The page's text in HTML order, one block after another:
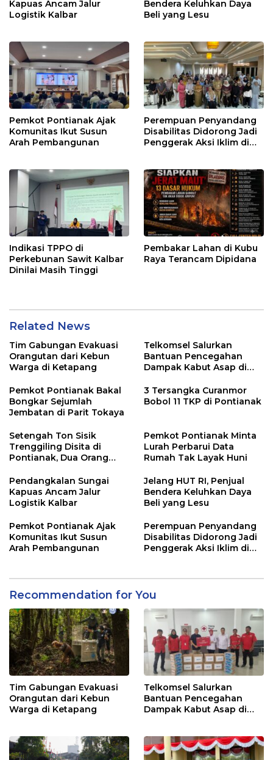
Kapuas Ancam Jalur
Logistik Kalbar
Bendera Keluhkan Daya
Beli yang Lesu
Pemkot Pontianak Ajak
Komunitas Ikut Susun
Arah Pembangunan
Perempuan Penyandang
Disabilitas Didorong Jadi
Penggerak Aksi Iklim di
Indikasi TPPO di
Perkebunan Sawit Kalbar
Dinilai Masih Tinggi
Pembakar Lahan di Kubu
Raya Terancam Dipidana
Related News
Tim Gabungan Evakuasi
Orangutan dari Kebun
Warga di Ketapang
Telkomsel Salurkan
Bantuan Pencegahan
Dampak Kabut Asap di
Pemkot Pontianak Bakal
Bongkar Sejumlah
Jembatan di Parit Tokaya
3 Tersangka Curanmor
Bobol 11 TKP di Pontianak
Setengah Ton Sisik
Trenggiling Disita di
Pontianak, Dua Orang
Pemkot Pontianak Minta
Lurah Perbarui Data
Rumah Tak Layak Huni
Pendangkalan Sungai
Kapuas Ancam Jalur
Logistik Kalbar
Jelang HUT RI, Penjual
Bendera Keluhkan Daya
Beli yang Lesu
Pemkot Pontianak Ajak
Komunitas Ikut Susun
Arah Pembangunan
Perempuan Penyandang
Disabilitas Didorong Jadi
Penggerak Aksi Iklim di
Recommendation for You
Tim Gabungan Evakuasi
Orangutan dari Kebun
Warga di Ketapang
Telkomsel Salurkan
Bantuan Pencegahan
Dampak Kabut Asap di